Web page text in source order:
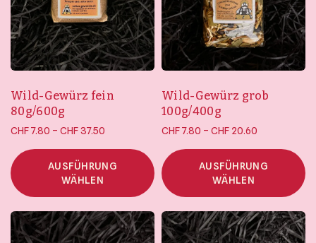
Wild-Gewürz fein
80g/600g
CHF7.80 – CHF37.50
CHF 37.50
AUSFÜHRUNG
WÄHLEN
Wild-Gewürz grob
100g/400g
CHF7.80 – CHF 20.60
CHF 20.60
AUSFÜHRUNG
WÄHLEN